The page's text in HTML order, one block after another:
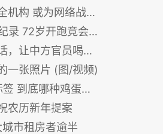
或为网络战争做准备
岁开跑竟会用iPhone
喝酒没红的脸都红了… (图)
一张照片 (图/视频)
底哪种鸡蛋最好？
农历新年提案
市租房者逾半